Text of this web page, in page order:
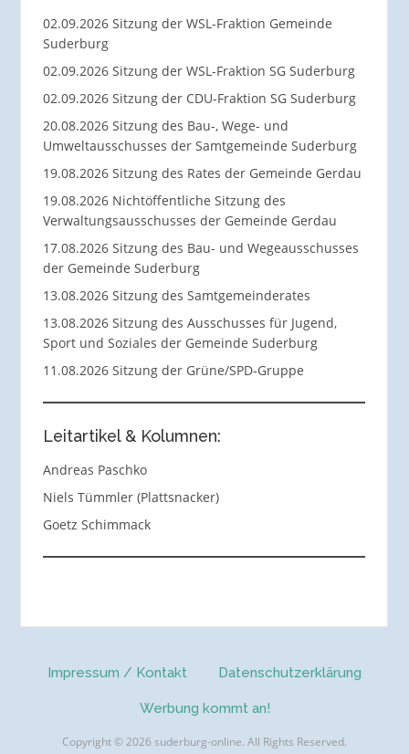
02.09.2026 Sitzung der WSL-Fraktion Gemeinde
Suderburg
02.09.2026 Sitzung der WSL-Fraktion SG Suderburg
02.09.2026 Sitzung der CDU-Fraktion SG Suderburg
20.08.2026 Sitzung des Bau-, Wege- und
Umweltausschusses der Samtgemeinde Suderburg
19.08.2026 Sitzung des Rates der Gemeinde Gerdau
19.08.2026 Nichtöffentliche Sitzung des
Verwaltungsausschusses der Gemeinde Gerdau
17.08.2026 Sitzung des Bau- und Wegeausschusses
der Gemeinde Suderburg
13.08.2026 Sitzung des Samtgemeinderates
13.08.2026 Sitzung des Ausschusses für Jugend,
Sport und Soziales der Gemeinde Suderburg
11.08.2026 Sitzung der Grüne/SPD-Gruppe
Leitartikel & Kolumnen:
Andreas Paschko
Niels Tümmler (Plattsnacker)
Goetz Schimmack
Impressum / Kontakt Datenschutzerklärung
Werbung kommt an!
Copyright © 2026 suderburg-online. All Rights Reserved.